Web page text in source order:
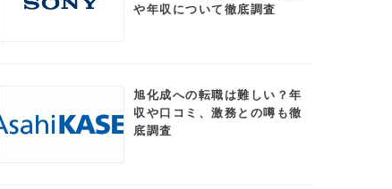
や年収について徹底調査
旭化成への転職は難しい？年
収や口コミ、激務との噂も徹
底調査